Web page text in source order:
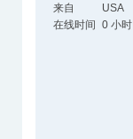
来自
USA
在线时间
0 小时